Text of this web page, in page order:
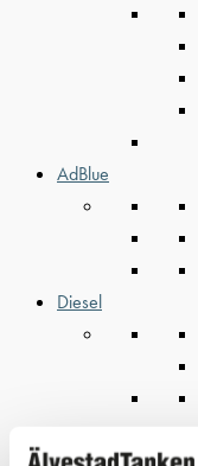
AdBlue
Diesel